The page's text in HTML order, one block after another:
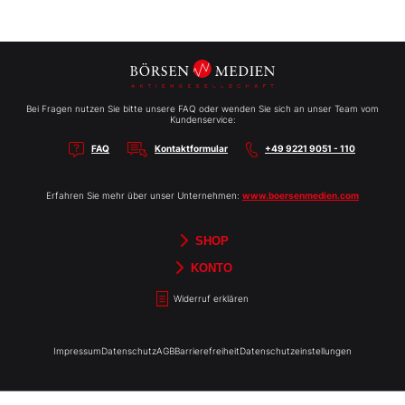
Bei Fragen nutzen Sie bitte unsere FAQ oder wenden Sie sich an unser Team vom
Kundenservice:
FAQ Kontaktformular +49 9221 9051 - 110
Erfahren Sie mehr über unser Unternehmen: www.boersenmedien.com
SHOP
Börsenbriefe
Aktien-Reports
HEBELTRADER
TradingDay
Newsletter
Merchandise
Gutscheine
KONTO
Widerruf erklären
ImpressumDatenschutzAGBBarrierefreiheitDatenschutzeinstellungen